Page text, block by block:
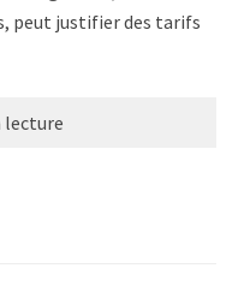
peut justifier des tarifs
lecture